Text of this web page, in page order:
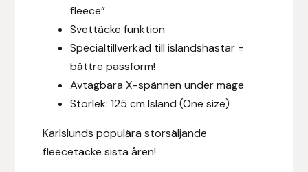
fleece”
Svettäcke funktion
Specialtillverkad till islandshästar =
bättre passform!
Avtagbara X-spännen under mage
Storlek: 125 cm Island (One size)
Karlslunds populära storsäljande
fleecetäcke sista åren!
Eric LeTixerant
Eskadron
Eyjólfur Ísólfsson
Fákur Rideudstyr